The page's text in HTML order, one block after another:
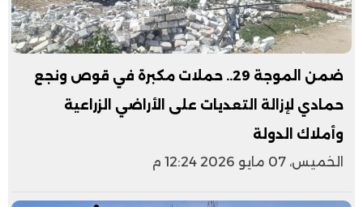
ضمن الموجة 29.. حملات مكبرة في قوص ونجع
حمادي لإزالة التعديات على الأراضي الزراعية
وأملاك الدولة
الخميس، 07 مايو 2026 12:24 م